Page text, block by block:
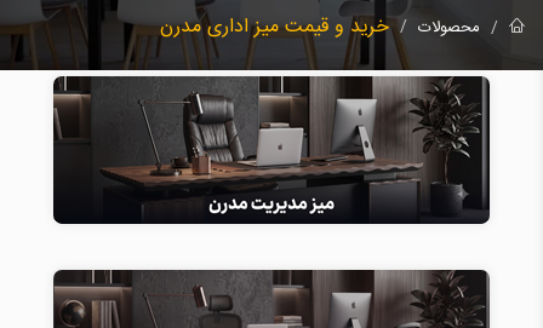
محصولات خرید و قیمت میز اداری مدرن